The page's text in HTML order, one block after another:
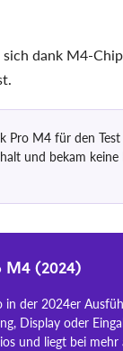
dank M4-
Pro M4 für den
und bekam keine
M4 (2024)
in der 2024er
Display oder
und liegt bei mehr